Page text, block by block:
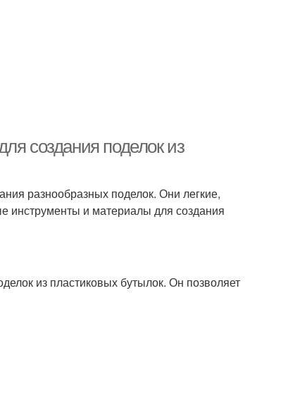
создания поделок из
разнообразных поделок. Они легкие,
инструменты и материалы для создания
из пластиковых бутылок. Он позволяет